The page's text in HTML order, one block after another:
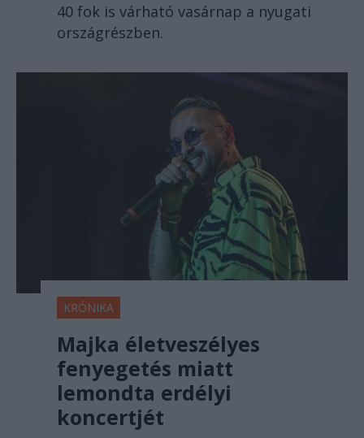
40 fok is várható vasárnap a nyugati
országrészben.
KRÓNIKA
Majka életveszélyes
fenyegetés miatt
lemondta erdélyi
koncertjét